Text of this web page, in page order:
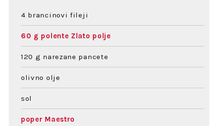
4 brancinovi fileji
60 g polente Zlato polje
120 g narezane pancete
olivno olje
sol
poper Maestro